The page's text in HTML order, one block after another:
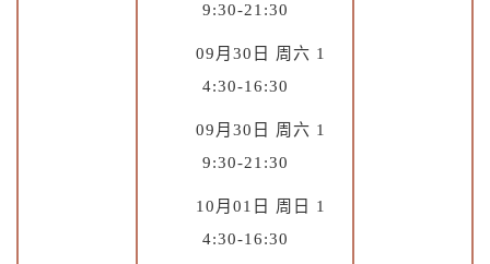
9:30-21:30
09月30日 周六 1
4:30-16:30
09月30日 周六 1
9:30-21:30
10月01日 周日 1
4:30-16:30